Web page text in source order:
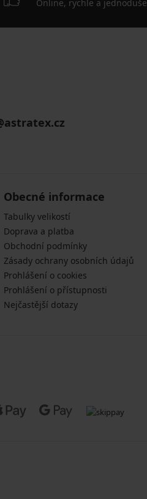
Online, rychle a jednoduše
Obecné informace
Tabulky velikostí
Doprava a platba
Obchodní podmínky
Zásady ochrany osobních údajů
Prohlášení o cookies
Prohlášení o přístupnosti
Nejčastější dotazy